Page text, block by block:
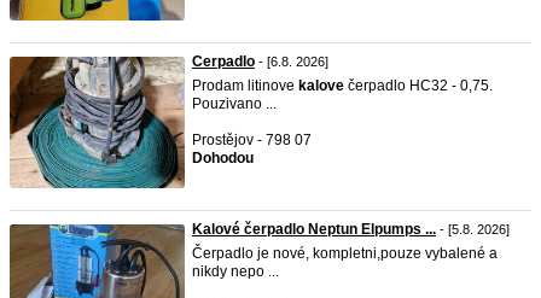
Cerpadlo - [6.8. 2026]
Prodam litinove kalove čerpadlo HC32 - 0,75.
Pouzivano ...
Prostějov - 798 07
Dohodou
Kalové čerpadlo Neptun Elpumps ... - [5.8. 2026]
Čerpadlo je nové, kompletni,pouze vybalené a
nikdy nepo ...